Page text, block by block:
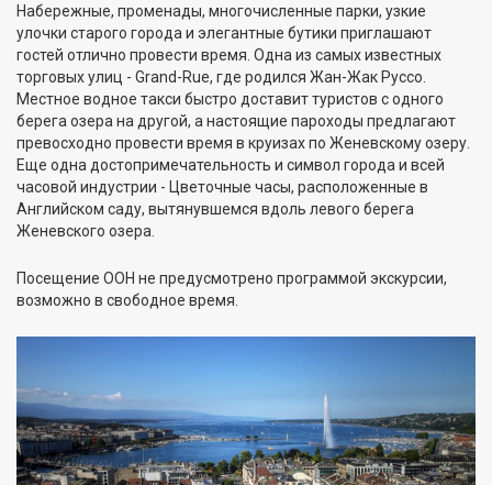
Набережные, променады, многочисленные парки, узкие
улочки старого города и элегантные бутики приглашают
гостей отлично провести время. Одна из самых известных
торговых улиц - Grand-Rue, где родился Жан-Жак Руссо.
Местное водное такси быстро доставит туристов с одного
берега озера на другой, а настоящие пароходы предлагают
превосходно провести время в круизах по Женевскому озеру.
Еще одна достопримечательность и символ города и всей
часовой индустрии - Цветочные часы, расположенные в
Английском саду, вытянувшемся вдоль левого берега
Женевского озера.
Посещение ООН не предусмотрено программой экскурсии,
возможно в свободное время.